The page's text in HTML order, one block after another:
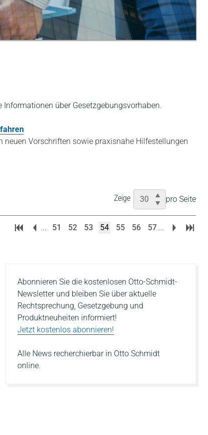
über Gesetzgebungsvorhaben.
Vorschriften sowie praxisnahe Hilfestellungen
Zeige pro Seite
... 51 52 53 54 55 56 57 ...
Abonnieren Sie die kostenlosen Otto-Schmidt-
Newsletter und bleiben Sie über aktuelle
Rechtsprechung, Gesetzgebung und
Produktneuheiten informiert!
Jetzt kostenlos abonnieren!
Alle News recherchierbar in Otto Schmidt
online.